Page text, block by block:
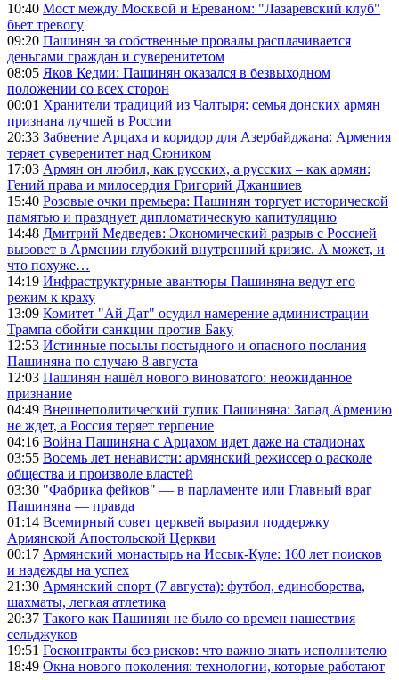
10:40 Мост между Москвой и Ереваном: "Лазаревский клуб"
бьет тревогу
09:20 Пашинян за собственные провалы расплачивается
деньгами граждан и суверенитетом
08:05 Яков Кедми: Пашинян оказался в безвыходном
положении со всех сторон
00:01 Хранители традиций из Чалтыря: семья донских армян
признана лучшей в России
20:33 Забвение Арцаха и коридор для Азербайджана: Армения
теряет суверенитет над Сюником
17:03 Армян он любил, как русских, а русских – как армян:
Гений права и милосердия Григорий Джаншиев
15:40 Розовые очки премьера: Пашинян торгует исторической
памятью и празднует дипломатическую капитуляцию
14:48 Дмитрий Медведев: Экономический разрыв с Россией
вызовет в Армении глубокий внутренний кризис. А может, и
что похуже…
14:19 Инфраструктурные авантюры Пашиняна ведут его
режим к краху
13:09 Комитет "Ай Дат" осудил намерение администрации
Трампа обойти санкции против Баку
12:53 Истинные посылы постыдного и опасного послания
Пашиняна по случаю 8 августа
12:03 Пашинян нашёл нового виноватого: неожиданное
признание
04:49 Внешнеполитический тупик Пашиняна: Запад Армению
не ждет, а Россия теряет терпение
04:16 Война Пашиняна с Арцахом идет даже на стадионах
03:55 Восемь лет ненависти: армянский режиссер о расколе
общества и произволе властей
03:30 "Фабрика фейков" — в парламенте или Главный враг
Пашиняна — правда
01:14 Всемирный совет церквей выразил поддержку
Армянской Апостольской Церкви
00:17 Армянский монастырь на Иссык-Куле: 160 лет поисков
и надежды на успех
21:30 Армянский спорт (7 августа): футбол, единоборства,
шахматы, легкая атлетика
20:37 Такого как Пашинян не было со времен нашествия
сельджуков
19:51 Госконтракты без рисков: что важно знать исполнителю
18:49 Окна нового поколения: технологии, которые работают